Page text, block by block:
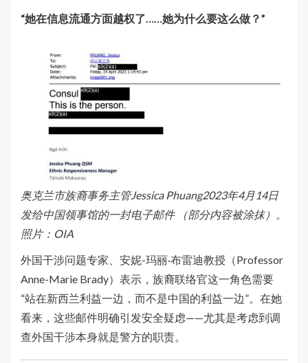
“她在信息流通方面越权了……她为什么要这么做？”
奥克兰市族裔事务主管Jessica Phuang2023年4月14日
发给中国领事馆的一封电子邮件 （部分内容被涂抹）。
照片：OIA
外国干涉问题专家、安妮-玛丽·布雷迪教授（Professor
Anne-Marie Brady）表示，族裔联络官这一角色需要
“站在新西兰利益一边，而不是中国的利益一边”。在她
看来，这些邮件明确引发安全疑虑——尤其是考虑到调
查外国干涉本身就是警方的职责。